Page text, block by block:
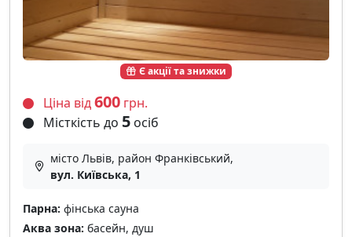
Є акції та знижки
Ціна від600 грн.
Місткість до 5 осіб
місто Львів, район Франківський,
вул. Київська, 1
Парна: фінська сауна
Аква зона: басейн, душ